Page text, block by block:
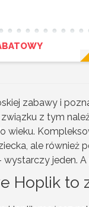
zabawy i
z tym
wieku.
ale również
jeden.
Hoplik to